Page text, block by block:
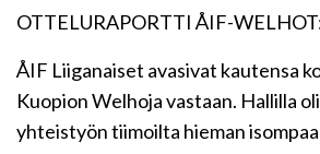
OTTELURAPORTTI ÅIF-
ÅIF Liiganaiset avasivat kautensa
Kuopion Welhoja vastaan. Hallilla
yhteistyön tiimoilta hieman